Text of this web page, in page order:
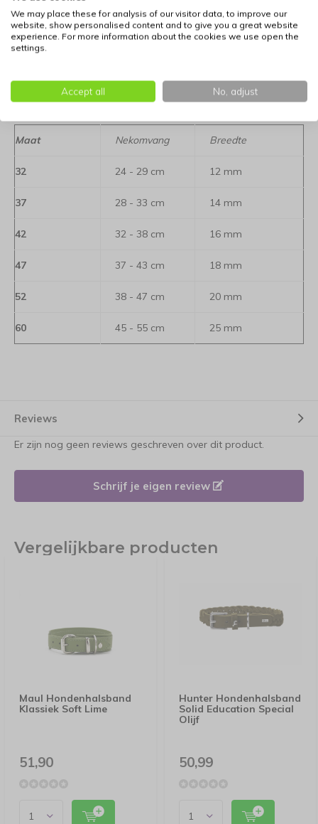
Sluiting:Stevige, klassieke metalen gesp.
Productie:
Bepaal de juiste maat voor uw hond: klik hier voor
informatie
Maat Nekomvang Breedte
32 24 - 29 cm 12 mm
37 28 - 33 cm 14 mm
42 32 - 38 cm 16 mm
47 37 - 43 cm 18 mm
52 38 - 47 cm 20 mm
60 45 - 55 cm 25 mm
Reviews
Er zijn nog geen reviews geschreven over dit product.
Schrijf je eigen review
Vergelijkbare producten
Maul Hondenhalsband
Klassiek Soft Lime
51,90
Hunter Hondenhalsband
Solid Education Special
Olijf
50,99
We may place these for analysis of our visitor data, to improve our
website, show personalised content and to give you a great website
experience. For more information about the cookies we use open the
settings.
Accept all No, adjust